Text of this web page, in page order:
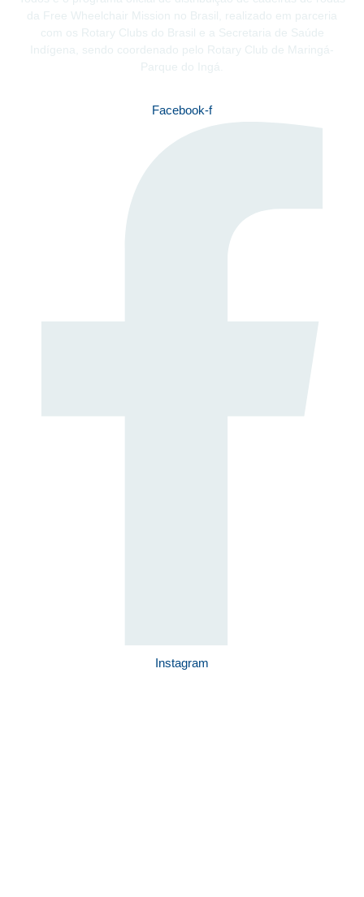
da Free Wheelchair Mission no Brasil, realizado em parceria
com os Rotary Clubs do Brasil e a Secretaria de Saúde
Indígena, sendo coordenado pelo Rotary Club de Maringá-
Parque do Ingá.
Facebook-f
Instagram